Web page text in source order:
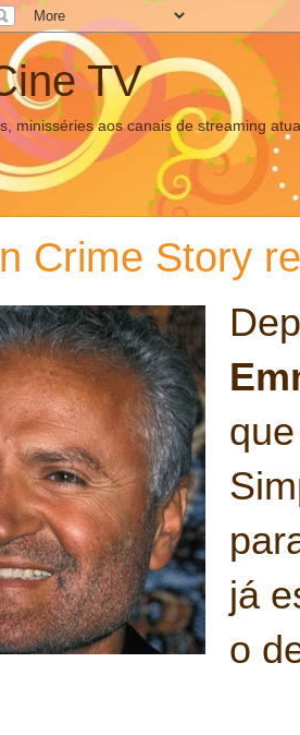
TV
minisséries aos canais de streaming
Crime Story
já
o